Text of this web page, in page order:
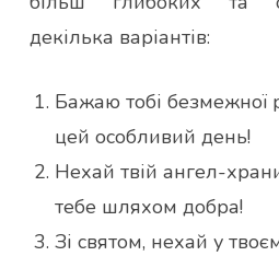
декілька варіантів:
Бажаю тобі безмежної
цей особливий день!
Нехай твій ангел-
тебе шляхом добра!
Зі святом, нехай у